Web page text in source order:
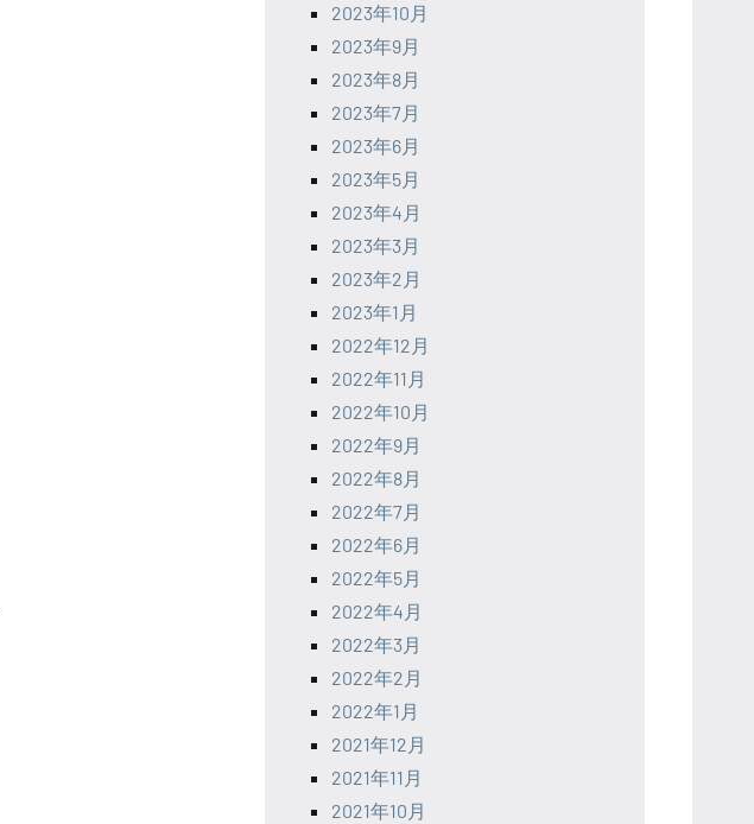
2023年10月
2023年9月
2023年8月
2023年7月
2023年6月
2023年5月
2023年4月
2023年3月
2023年2月
2023年1月
2022年12月
2022年11月
2022年10月
2022年9月
2022年8月
2022年7月
2022年6月
2022年5月
2022年4月
2022年3月
2022年2月
2022年1月
2021年12月
2021年11月
2021年10月